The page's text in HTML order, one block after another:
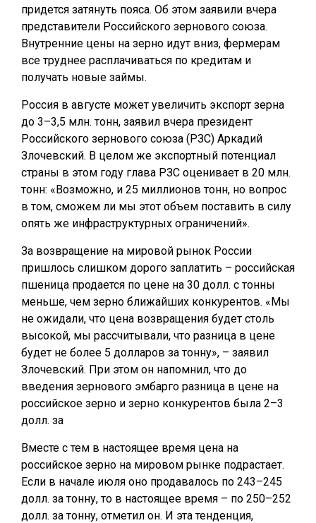
придется затянуть пояса. Об этом заявили вчера
представители Российского зернового союза.
Внутренние цены на зерно идут вниз, фермерам
все труднее расплачиваться по кредитам и
получать новые займы.
Россия в августе может увеличить экспорт зерна
до 3–3,5 млн. тонн, заявил вчера президент
Российского зернового союза (РЗС) Аркадий
Злочевский. В целом же экспортный потенциал
страны в этом году глава РЗС оценивает в 20 млн.
тонн: «Возможно, и 25 миллионов тонн, но вопрос
в том, сможем ли мы этот объем поставить в силу
опять же инфраструктурных ограничений».
За возвращение на мировой рынок России
пришлось слишком дорого заплатить – российская
пшеница продается по цене на 30 долл. с тонны
меньше, чем зерно ближайших конкурентов. «Мы
не ожидали, что цена возвращения будет столь
высокой, мы рассчитывали, что разница в цене
будет не более 5 долларов за тонну», – заявил
Злочевский. При этом он напомнил, что до
введения зернового эмбарго разница в цене на
российское зерно и зерно конкурентов была 2–3
долл. за
Вместе с тем в настоящее время цена на
российское зерно на мировом рынке подрастает.
Если в начале июля оно продавалось по 243–245
долл. за тонну, то в настоящее время – по 250–252
долл. за тонну, отметил он. И эта тенденция,